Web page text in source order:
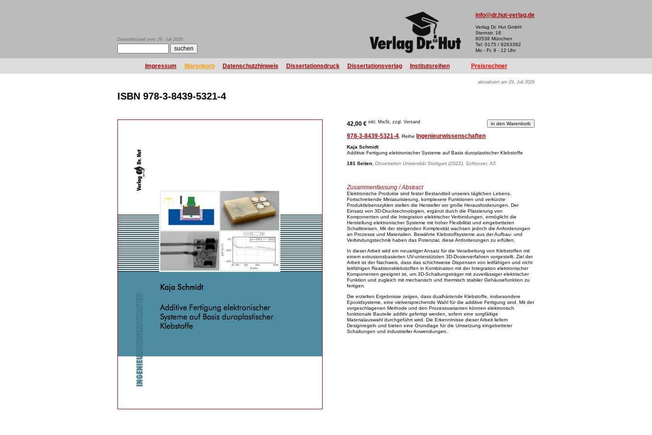
Datenbestand vom 29. Juli 2026
info@dr.hut-verlag.de
Verlag Dr. Hut GmbH
Sternstr. 18
80538 München
Tel: 0175 / 9263392
Mo - Fr, 9 - 12 Uhr
Impressum Warenkorb Datenschutzhinweis Dissertationsdruck Dissertationsverlag Institutsreihen Preisrechner
aktualisiert am 29. Juli 2026
ISBN 978-3-8439-5321-4
42,00 € inkl. MwSt, zzgl. Versand
978-3-8439-5321-4 , Reihe Ingenieurwissenschaften
Kaja Schmidt
Additive Fertigung elektronischer Systeme auf Basis duroplastischer Klebstoffe
181 Seiten Dissertation Universität Stuttgart (2022), Softcover, A5
Zusammenfassung / Abstract
Elektronische Produkte sind fester Bestandteil unseres täglichen Lebens.
Fortschreitende Miniaturisierung, komplexere Funktionen und verkürzte
Produktlebenszyklen stellen die Hersteller vor große Herausforderungen. Der
Einsatz von 3D-Drucktechnologien, ergänzt durch die Platzierung von
Komponenten und die Integration elektrischer Verbindungen, ermöglicht die
Herstellung elektronischer Systeme mit hoher Flexibilität und eingebetteten
Schaltkreisen. Mit der steigenden Komplexität wachsen jedoch die Anforderungen
an Prozesse und Materialien. Bewährte Klebstoffsysteme aus der Aufbau- und
Verbindungstechnik haben das Potenzial, diese Anforderungen zu erfüllen.
In dieser Arbeit wird ein neuartiger Ansatz für die Verarbeitung von Klebstoffen mit
einem extrusionsbasierten UV-unterstützten 3D-Dosierverfahren vorgestellt. Ziel der
Arbeit ist der Nachweis, dass das schichtweise Dispensen von leitfähigen und nicht
leitfähigen Reaktionsklebstoffen in Kombination mit der Integration elektronischer
Komponenten geeignet ist, um 3D-Schaltungsträger mit zuverlässiger elektrischer
Funktion und zugleich mit mechanisch und thermisch stabiler Gehäusefunktion zu
fertigen.
Die erzielten Ergebnisse zeigen, dass dualhärtende Klebstoffe, insbesondere
Epoxidsysteme, eine vielversprechende Wahl für die additive Fertigung sind. Mit der
vorgeschlagenen Methode und den Prozessvarianten können elektronisch
funktionale Bauteile additiv gefertigt werden, sofern eine sorgfältige
Materialauswahl durchgeführt wird. Die Erkenntnisse dieser Arbeit liefern
Designregeln und bieten eine Grundlage für die Umsetzung eingebetteter
Schaltungen und industrieller Anwendungen.